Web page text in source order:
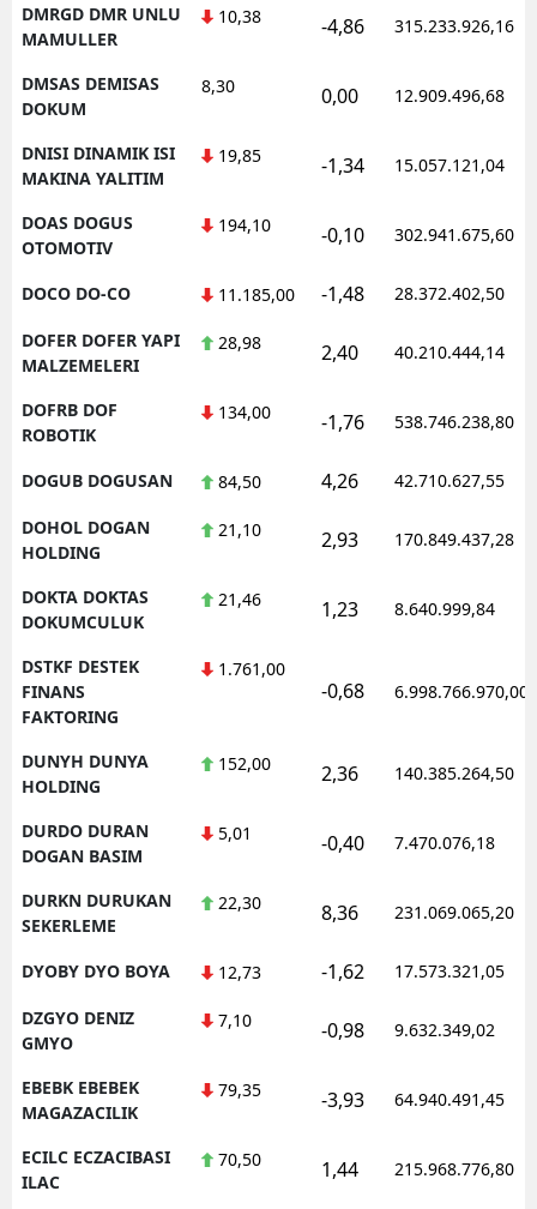
DMRGD DMR UNLU
MAMULLER
10,38 -4,86 315.233.926,16
DMSAS DEMISAS
DOKUM
8,30 0,00 12.909.496,68
DNISI DINAMIK ISI
MAKINA YALITIM
19,85 -1,34 15.057.121,04
DOAS DOGUS
OTOMOTIV
194,10 -0,10 302.941.675,60
DOCO DO-CO 11.185,00 -1,48 28.372.402,50
DOFER DOFER YAPI
MALZEMELERI
28,98 2,40 40.210.444,14
DOFRB DOF
ROBOTIK
134,00 -1,76 538.746.238,80
DOGUB DOGUSAN 84,50 4,26 42.710.627,55
DOHOL DOGAN
HOLDING
21,10 2,93 170.849.437,28
DOKTA DOKTAS
DOKUMCULUK
21,46 1,23 8.640.999,84
DSTKF DESTEK
FINANS
FAKTORING
1.761,00
-0,68 6.998.766.970,00
DUNYH DUNYA
HOLDING
152,00 2,36 140.385.264,50
DURDO DURAN
DOGAN BASIM
5,01 -0,40 7.470.076,18
DURKN DURUKAN
SEKERLEME
22,30 8,36 231.069.065,20
DYOBY DYO BOYA 12,73 -1,62 17.573.321,05
DZGYO DENIZ
GMYO
7,10 -0,98 9.632.349,02
EBEBK EBEBEK
MAGAZACILIK
79,35 -3,93 64.940.491,45
ECILC ECZACIBASI
ILAC
70,50 1,44 215.968.776,80